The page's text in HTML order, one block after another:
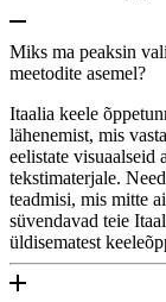
Miks ma peaksin
meetodite asemel?
Itaalia keele
lähenemist, mis
eelistate visuaalseid
tekstimaterjale.
teadmisi, mis mitte
süvendavad teie
üldisematest